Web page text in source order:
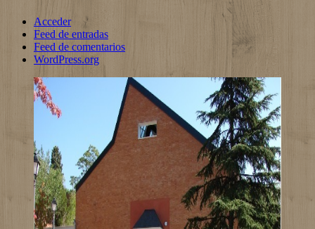
Acceder
Feed de entradas
Feed de comentarios
WordPress.org